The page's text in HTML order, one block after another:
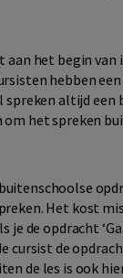
aan het begin
hebben
altijd
het spreken
Het kost
je de opdracht
cursist de
de les is ook